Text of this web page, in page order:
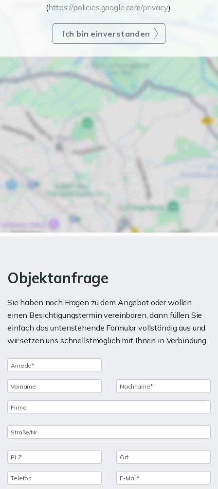
(https://policies.google.com/privacy).
Ich bin einverstanden
Objektanfrage
Sie haben noch Fragen zu dem Angebot oder wollen
einen Besichtigungstermin vereinbaren, dann füllen Sie
einfach das untenstehende Formular vollständig aus und
wir setzen uns schnellstmöglich mit Ihnen in Verbindung.